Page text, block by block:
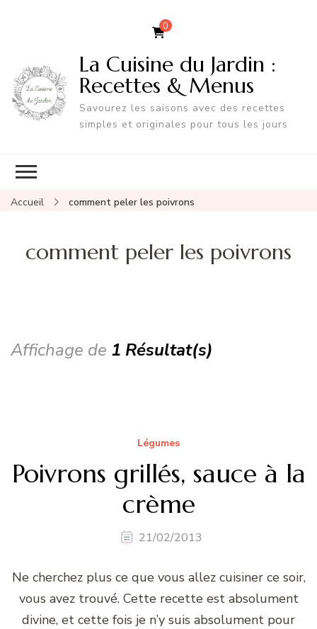
0
La Cuisine du Jardin :
Recettes & Menus
Savourez les saisons avec des recettes
simples et originales pour tous les jours
Accueil comment peler les poivrons
comment peler les poivrons
Affichage de 1 Résultat(s)
Légumes
Poivrons grillés, sauce à la
crème
21/02/2013
Ne cherchez plus ce que vous allez cuisiner ce soir,
vous avez trouvé. Cette recette est absolument
divine, et cette fois je n’y suis absolument pour